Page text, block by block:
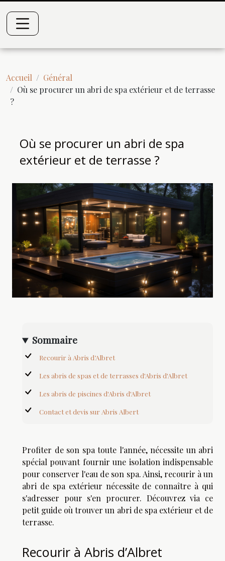
Accueil
Général
Où se procurer un abri de spa extérieur et de terrasse
?
Où se procurer un abri de spa
extérieur et de terrasse ?
Sommaire
Recourir à Abris d’Albret
Les abris de spas et de terrasses d'Abris d'Albret
Les abris de piscines d'Abris d'Albret
Contact et devis sur Abris Albert
Profiter de son spa toute l'année, nécessite un abri
spécial pouvant fournir une isolation indispensable
pour conserver l'eau de son spa. Ainsi, recourir à un
abri de spa extérieur nécessite de connaître à qui
s'adresser pour s'en procurer. Découvrez via ce
petit guide où trouver un abri de spa extérieur et de
terrasse.
Recourir à Abris d’Albret